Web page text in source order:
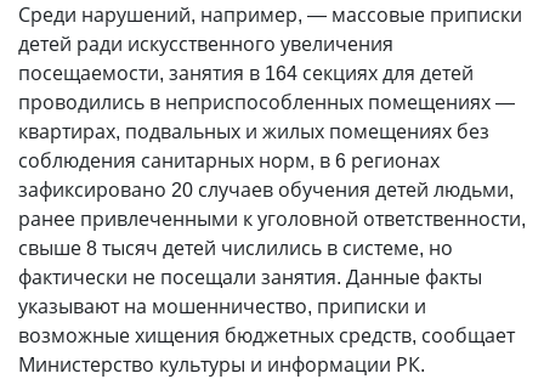
Среди нарушений, например, — массовые приписки
детей ради искусственного увеличения
посещаемости, занятия в 164 секциях для детей
проводились в неприспособленных помещениях —
квартирах, подвальных и жилых помещениях без
соблюдения санитарных норм, в 6 регионах
зафиксировано 20 случаев обучения детей людьми,
ранее привлеченными к уголовной ответственности,
свыше 8 тысяч детей числились в системе, но
фактически не посещали занятия. Данные факты
указывают на мошенничество, приписки и
возможные хищения бюджетных средств, сообщает
Министерство культуры и информации РК.